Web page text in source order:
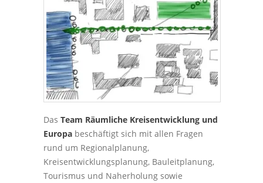
Das Team Räumliche Kreisentwicklung und
Europa beschäftigt sich mit allen Fragen
rund um Regionalplanung,
Kreisentwicklungsplanung, Bauleitplanung,
Tourismus und Naherholung sowie